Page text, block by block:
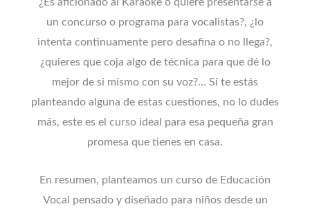
un concurso o programa para vocalistas?, ¿lo
intenta continuamente pero desafina o no llega?,
¿quieres que coja algo de técnica para que dé lo
mejor de si mismo con su voz?… Si te estás
planteando alguna de estas cuestiones, no lo dudes
más, este es el curso ideal para esa pequeña gran
promesa que tienes en casa.
En resumen, planteamos un curso de Educación
Vocal pensado y diseñado para niños desde un